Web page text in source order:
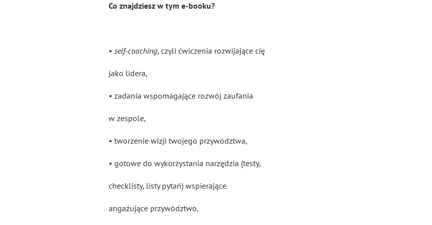
Co znajdziesz w tym e-booku?
• self-coaching, czyli ćwiczenia rozwijające cię
jako lidera,
• zadania wspomagające rozwój zaufania
w zespole,
• tworzenie wizji twojego przywództwa,
• gotowe do wykorzystania narzędzia (testy,
checklisty, listy pytań) wspierające
angażujące przywództwo,